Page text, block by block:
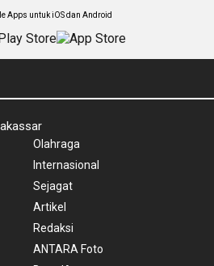
Apps untuk iOS dan Android
Olahraga
Internasional
Sejagat
Artikel
Redaksi
ANTARA Foto